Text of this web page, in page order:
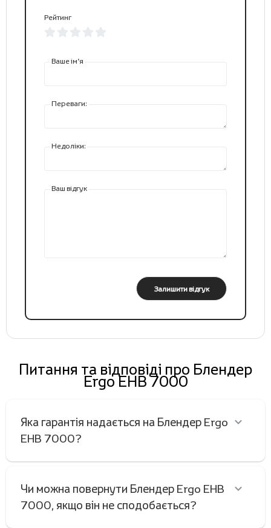
Рейтинг
Ваше ім’я
Переваги:
Недоліки:
Ваш відгук
Залишити відгук
Питання та відповіді про Блендер
Ergo EHB 7000
Яка гарантія надається на Блендер Ergo
EHB 7000?
Чи можна повернути Блендер Ergo EHB
7000, якщо він не сподобається?